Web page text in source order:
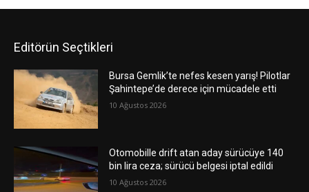
Editörün Seçtikleri
Bursa Gemlik’te nefes kesen yarış! Pilotlar
Şahintepe’de derece için mücadele etti
10 Ağustos 2026
Otomobille drift atan aday sürücüye 140
bin lira ceza; sürücü belgesi iptal edildi
10 Ağustos 2026